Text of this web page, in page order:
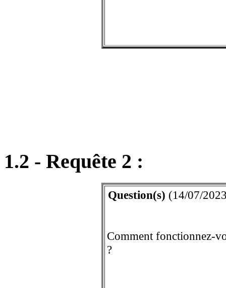
1.2 - Requête 2 :
Question(s) (14/07/
Comment fonctionnez-
?